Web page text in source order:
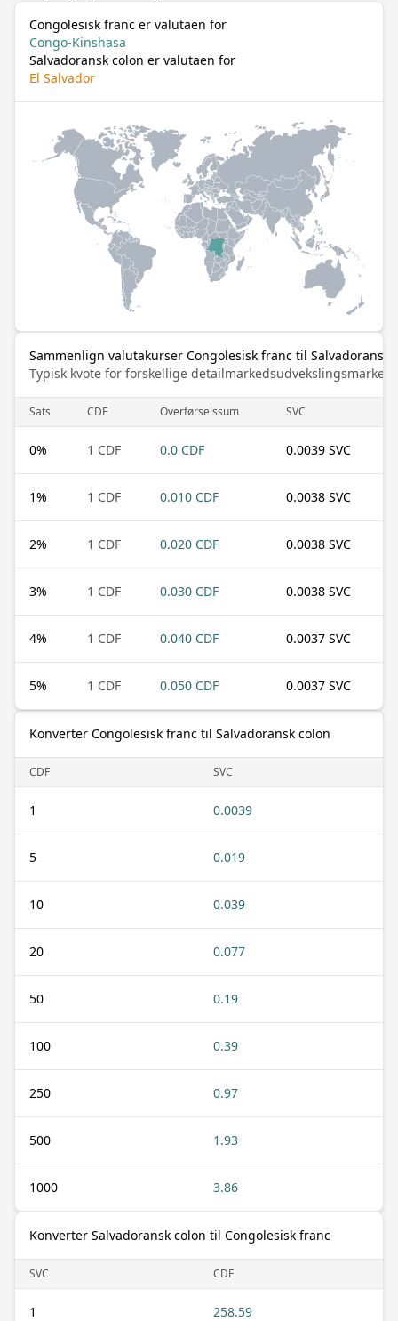
Congolesisk franc er valutaen for
Congo-Kinshasa
Salvadoransk colon er valutaen for
El Salvador
Sammenlign valutakurser Congolesisk franc til Salvadoransk
Typisk kvote for forskellige
Sats CDF Overførselssum SVC
0% 1 CDF 0.0 CDF 0.0039 SVC
1% 1 CDF 0.010 CDF 0.0038 SVC
2% 1 CDF 0.020 CDF 0.0038 SVC
3% 1 CDF 0.030 CDF 0.0038 SVC
4% 1 CDF 0.040 CDF 0.0037 SVC
5% 1 CDF 0.050 CDF 0.0037 SVC
Konverter Congolesisk franc til Salvadoransk colon
CDF SVC
1 0.0039
5 0.019
10 0.039
20 0.077
50 0.19
100 0.39
250 0.97
500 1.93
1000 3.86
Konverter Salvadoransk colon til Congolesisk franc
SVC CDF
1 258.59